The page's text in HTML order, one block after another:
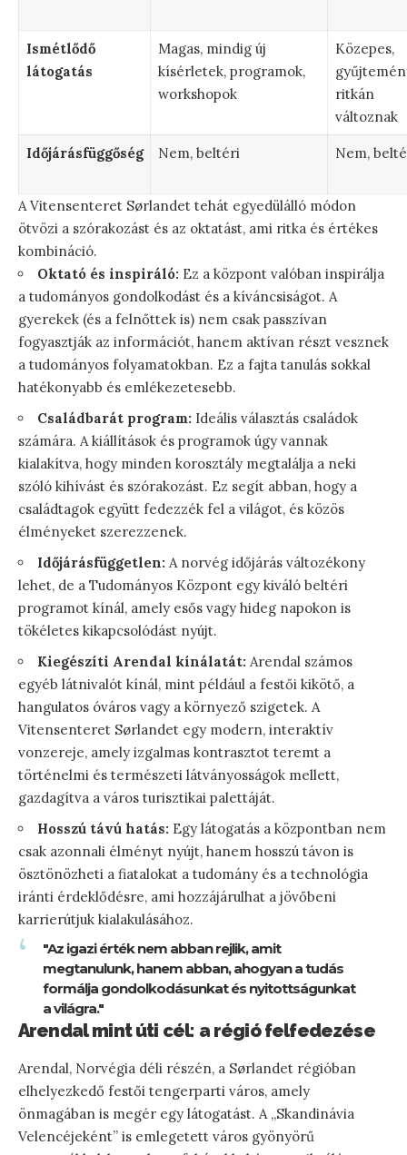
Ismétlődő
látogatás
Magas, mindig új
kísérletek, programok,
workshopok
Közepes,
ritkán
változnak
Időjárásfüggőség Nem, beltéri Nem,
A Vitensenteret Sørlandet tehát egyedülálló módon
ötvözi a szórakozást és az oktatást, ami ritka és értékes
kombináció.
Oktató és inspiráló: Ez a központ valóban inspirálja
a tudományos gondolkodást és a kíváncsiságot. A
gyerekek (és a felnőttek is) nem csak passzívan
fogyasztják az információt, hanem aktívan részt vesznek
a tudományos folyamatokban. Ez a fajta tanulás sokkal
hatékonyabb és emlékezetesebb.
Családbarát program: Ideális választás családok
számára. A kiállítások és programok úgy vannak
kialakítva, hogy minden korosztály megtalálja a neki
szóló kihívást és szórakozást. Ez segít abban, hogy a
családtagok együtt fedezzék fel a világot, és közös
élményeket szerezzenek.
Időjárásfüggetlen: A norvég időjárás változékony
lehet, de a Tudományos Központ egy kiváló beltéri
programot kínál, amely esős vagy hideg napokon is
tökéletes kikapcsolódást nyújt.
Kiegészíti Arendal kínálatát: Arendal számos
egyéb látnivalót kínál, mint például a festői kikötő, a
hangulatos óváros vagy a környező szigetek. A
Vitensenteret Sørlandet egy modern, interaktív
vonzereje, amely izgalmas kontrasztot teremt a
történelmi és természeti látványosságok mellett,
gazdagítva a város turisztikai palettáját.
Hosszú távú hatás: Egy látogatás a központban nem
csak azonnali élményt nyújt, hanem hosszú távon is
ösztönözheti a fiatalokat a tudomány és a technológia
iránti érdeklődésre, ami hozzájárulhat a jövőbeni
karrierútjuk kialakulásához.
"Az igazi érték nem abban rejlik, amit
megtanulunk, hanem abban, ahogyan a tudás
formálja gondolkodásunkat és nyitottságunkat
a világra."
Arendal mint úti cél: a régió felfedezése
Arendal, Norvégia déli részén, a Sørlandet régióban
elhelyezkedő festői tengerparti város, amely
önmagában is megér egy látogatást. A „Skandinávia
Velencéjeként” is emlegetett város gyönyörű